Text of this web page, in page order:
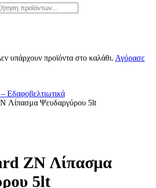
υπάρχουν προϊόντα στο καλάθι. Αγόρασε
Εδαφοβελτιωτικά
Λίπασμα Ψευδαργύρου 5lt
ZN Λίπασμα
5lt